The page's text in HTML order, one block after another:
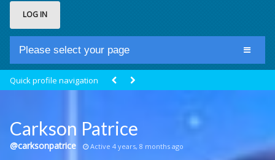
LOG IN
Please select your page
Groups
Quick profile navigation
Carkson Patrice
@carksonpatrice Active 4 years, 8 months ago